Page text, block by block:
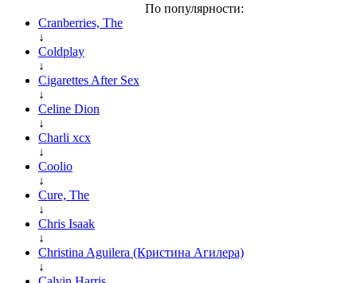
По популярности:
Cranberries, The
↓
Coldplay
↓
Cigarettes After Sex
↓
Celine Dion
↓
Charli xcx
↓
Coolio
↓
Cure, The
↓
Chris Isaak
↓
Christina Aguilera (Кристина Агилера)
↓